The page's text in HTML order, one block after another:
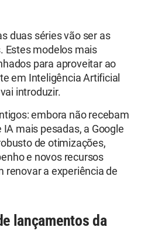
duas séries vão ser as
Estes modelos mais
para aproveitar ao
em Inteligência Artificial
introduzir.
embora não recebam
mais pesadas, a Google
de otimizações,
e novos recursos
renovar a experiência de
lançamentos da